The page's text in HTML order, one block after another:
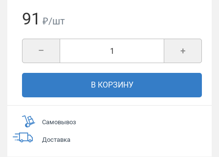
91 ₽/шт
+
–
В КОРЗИНУ
Самовывоз
Доставка